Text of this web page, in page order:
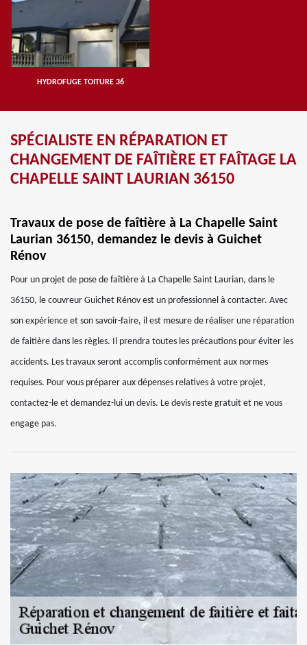
HYDROFUGE TOITURE 36
SPÉCIALISTE EN RÉPARATION ET
CHANGEMENT DE FAÎTIÈRE ET FAÎTAGE LA
CHAPELLE SAINT LAURIAN 36150
Travaux de pose de faîtière à La Chapelle Saint
Laurian 36150, demandez le devis à Guichet
Rénov
Pour un projet de pose de faîtière à La Chapelle Saint Laurian, dans le
36150, le couvreur Guichet Rénov est un professionnel à contacter. Avec
son expérience et son savoir-faire, il est mesure de réaliser une réparation
de faitière dans les règles. Il prendra toutes les précautions pour éviter les
accidents. Les travaux seront accomplis conformément aux normes
requises. Pour vous préparer aux dépenses relatives à votre projet,
contactez-le et demandez-lui un devis. Le devis reste gratuit et ne vous
engage pas.